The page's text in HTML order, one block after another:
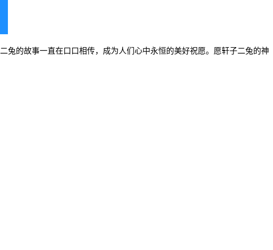
的故事一直在口口相传，成为人们心中永恒的美好祝愿。愿轩子二兔的神